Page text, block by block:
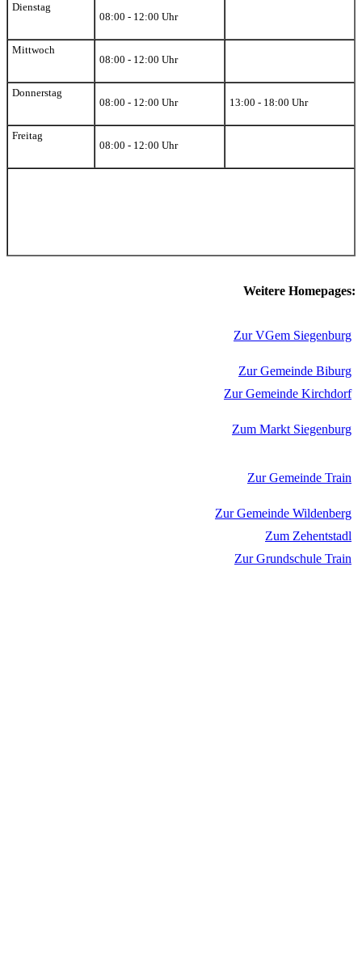
Dienstag
08:00 - 12:00 Uhr
Mittwoch
08:00 - 12:00 Uhr
Donnerstag
08:00 - 12:00 Uhr
13:00 - 18:00 Uhr
Freitag
08:00 - 12:00 Uhr
Weitere Homepages:
Zur VGem Siegenburg
Zur Gemeinde Biburg
Zur Gemeinde Kirchdorf
Zum Markt Siegenburg
Zur Gemeinde Train
Zur Gemeinde Wildenberg
Zum Zehentstadl
Zur Grundschule Train